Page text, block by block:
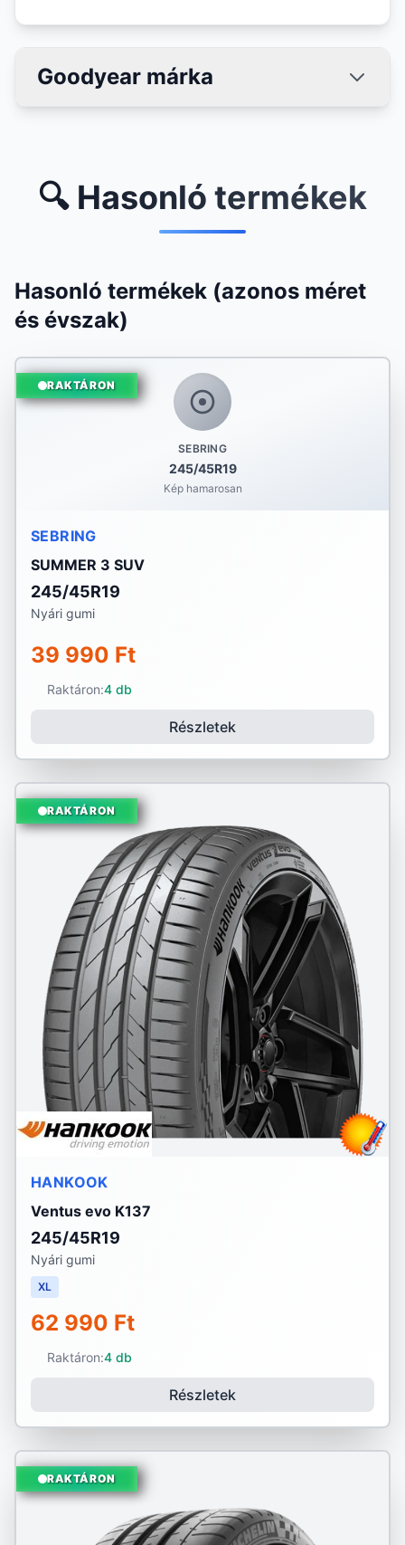
Goodyear márka
🔍 Hasonló termékek
Hasonló termékek (azonos méret
és évszak)
SEBRING
245/45R19
Kép hamarosan
RAKTÁRON
SEBRING
SUMMER 3 SUV
245/45R19
Nyári gumi
39 990 Ft
Raktáron:4 db
Részletek
RAKTÁRON
HANKOOK
Ventus evo K137
245/45R19
Nyári gumi
XL
62 990 Ft
Raktáron:4 db
Részletek
RAKTÁRON